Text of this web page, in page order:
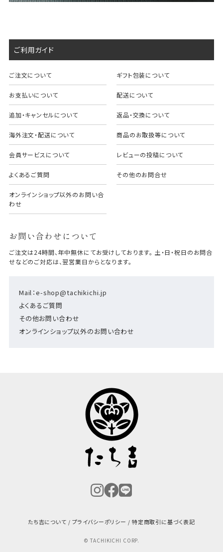
ご利用ガイド
ご注文について ギフト包装について
お支払いについて 配送について
追加・キャンセルについて 返品・交換について
海外注文・配送について 商品のお取扱等について
会員サービスについて レビューの投稿について
よくあるご質問 その他のお問合せ
オンラインショップ以外のお問い合
わせ
お問い合わせについて
Mail：e-shop@tachikichi.jp
よくあるご質問
その他お問い合わせ
オンラインショップ以外のお問い合わせ
ご注文は24時間、年中無休にてお受けしております。 土・日・祝日のお問合
せなどのご対応は、翌営業日からとなります。
たち吉について プライバシーポリシー 特定商取引に基づく表記
© TACHIKICHI CORP.